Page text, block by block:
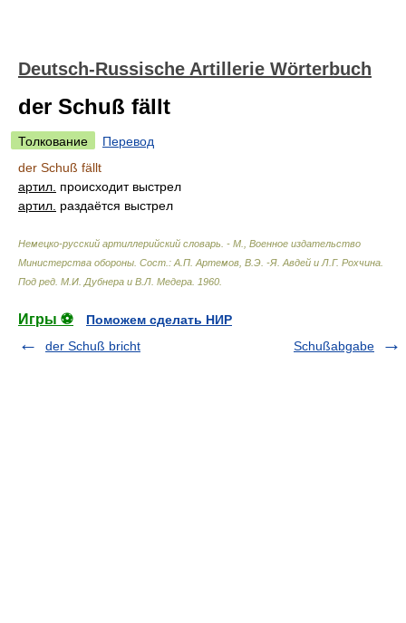
Deutsch-Russische Artillerie Wörterbuch
der Schuß fällt
Толкование
Перевод
der Schuß fällt
артил. происходит выстрел
артил. раздаётся выстрел
Немецко-русский артиллерийский словарь. - М., Военное издательство
Министерства обороны Сост.: А.П. Артемов, В.Э. -Я. Авдей и Л.Г. Рохчина.
Под ред. М.И. Дубнера и В.Л. Медера 1960
Игры ⚽
Поможем сделать НИР
der Schuß bricht
Schußabgabe